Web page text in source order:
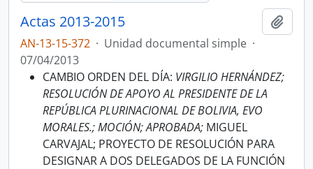
Actas 2013-2015
AN-13-15-372 · Unidad documental simple ·
07/04/2013
CAMBIO ORDEN DEL DÍA: VIRGILIO HERNÁNDEZ;
RESOLUCIÓN DE APOYO AL PRESIDENTE DE LA
REPÚBLICA PLURINACIONAL DE BOLIVIA, EVO
MORALES.; MOCIÓN; APROBADA; MIGUEL
CARVAJAL; PROYECTO DE RESOLUCIÓN PARA
DESIGNAR A DOS DELEGADOS DE LA FUNCIÓN